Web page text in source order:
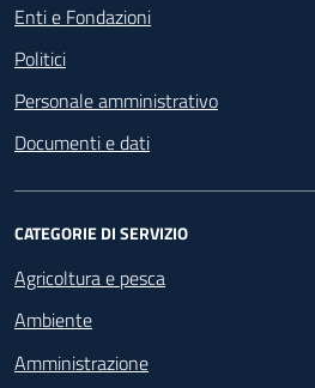
Enti e Fondazioni
Politici
Personale amministrativo
Documenti e dati
CATEGORIE DI SERVIZIO
Agricoltura e pesca
Ambiente
Amministrazione